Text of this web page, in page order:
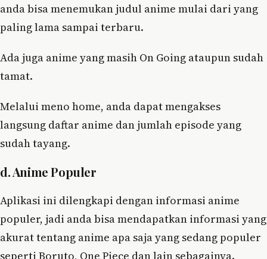
anda bisa menemukan judul anime mulai dari yang
paling lama sampai terbaru.
Ada juga anime yang masih On Going ataupun sudah
tamat.
Melalui meno home, anda dapat mengakses
langsung daftar anime dan jumlah episode yang
sudah tayang.
d. Anime Populer
Aplikasi ini dilengkapi dengan informasi anime
populer, jadi anda bisa mendapatkan informasi yang
akurat tentang anime apa saja yang sedang populer
seperti Boruto, One Piece dan lain sebagainya.